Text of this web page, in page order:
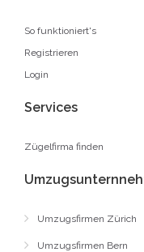
So funktioniert's
Registrieren
Login
Services
Zügelfirma finden
Umzugsfirmen Zürich
Umzugsfirmen Bern